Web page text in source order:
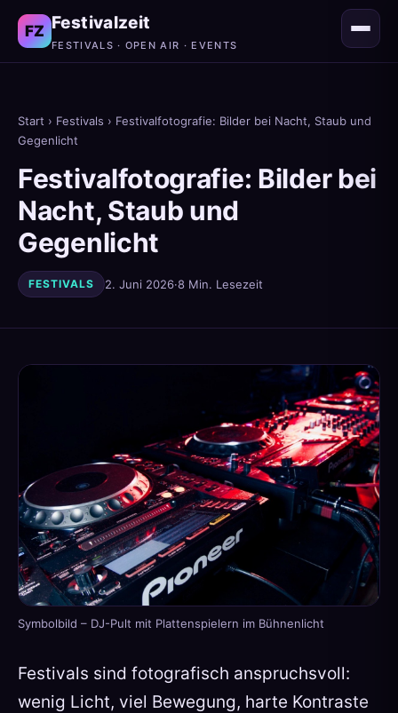
FZ Festivalzeit
FESTIVALS · OPEN AIR · EVENTS
Start › Festivals › Festivalfotografie: Bilder bei Nacht, Staub und
Gegenlicht
Festivalfotografie: Bilder bei
Nacht, Staub und
Gegenlicht
FESTIVALS 2. Juni 2026·8 Min. Lesezeit
Symbolbild – DJ-Pult mit Plattenspielern im Bühnenlicht
Festivals sind fotografisch anspruchsvoll:
wenig Licht, viel Bewegung, harte Kontraste